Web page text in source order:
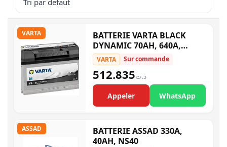
VARTA
BATTERIE VARTA BLACK
DYNAMIC 70AH, 640A,
5701440643122 E9 L3 B
VARTA Sur commande
د.ت512.835
Appeler WhatsApp
ASSAD
BATTERIE ASSAD 330A,
40AH, NS40